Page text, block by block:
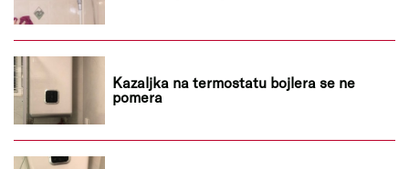
Kazaljka na termostatu bojlera se ne
pomera